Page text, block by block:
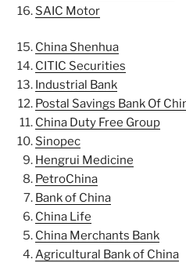
SAIC Motor
China Shenhua
CITIC Securities
Industrial Bank
Postal Savings Bank Of
China Duty Free Group
Sinopec
Hengrui Medicine
PetroChina
Bank of China
China Life
China Merchants Bank
Agricultural Bank of China